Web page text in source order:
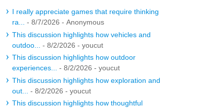
I really appreciate games that require thinking
ra...
- 8/7/2026 - Anonymous
This discussion highlights how vehicles and
outdoo...
- 8/2/2026 - youcut
This discussion highlights how outdoor
experiences...
- 8/2/2026 - youcut
This discussion highlights how exploration and
out...
- 8/2/2026 - youcut
This discussion highlights how thoughtful